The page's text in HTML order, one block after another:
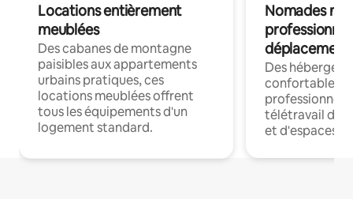
Locations entièrement
meublées
Des cabanes de montagne
paisibles aux appartements
urbains pratiques, ces
locations meublées offrent
tous les équipements d'un
logement standard.
Nomades
déplacement
Des
confortables
professionnels
télétravail
et d'espaces